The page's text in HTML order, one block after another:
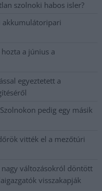
szolnoki habos isler?
akkumulátoripari
a június a
egyeztetett a
pedig egy másik
vitték el a mezőtúri
változásokról döntött
visszakapják